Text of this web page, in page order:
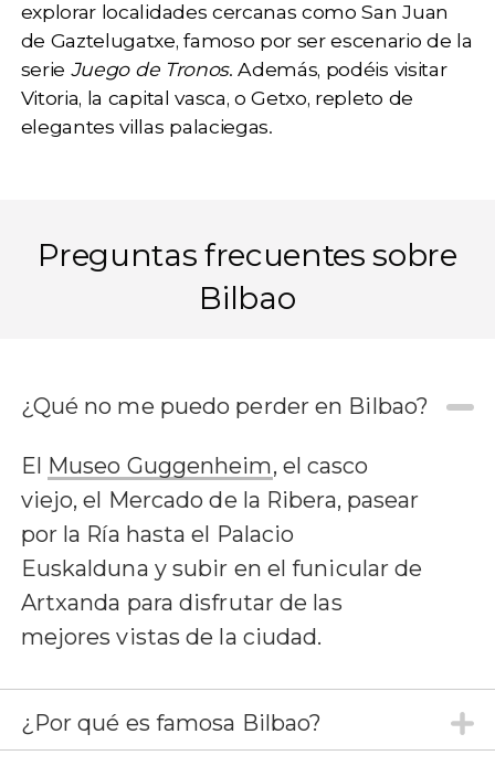
explorar localidades cercanas como San Juan
de Gaztelugatxe, famoso por ser escenario de la
serie Juego de Tronos. Además, podéis visitar
Vitoria, la capital vasca, o Getxo, repleto de
elegantes villas palaciegas.
Preguntas frecuentes sobre
Bilbao
¿Qué no me puedo perder en Bilbao?
El Museo Guggenheim, el casco
viejo, el Mercado de la Ribera, pasear
por la Ría hasta el Palacio
Euskalduna y subir en el funicular de
Artxanda para disfrutar de las
mejores vistas de la ciudad.
¿Por qué es famosa Bilbao?